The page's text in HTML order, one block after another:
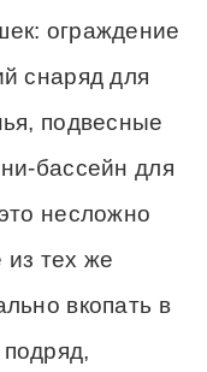
ограждение
снаряд для
подвесные
бассейн для
несложно
из тех же
вкопать в